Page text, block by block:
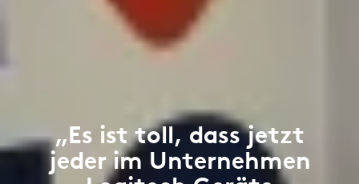
„Es ist toll, dass jetzt
jeder im Unternehmen